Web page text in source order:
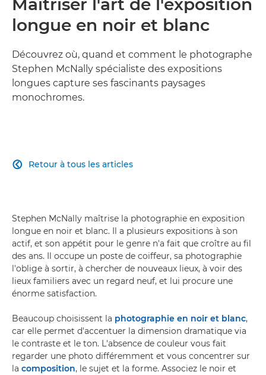
Maîtriser l'art de l'exposition
longue en noir et blanc
Découvrez où, quand et comment le photographe
Stephen McNally spécialiste des expositions
longues capture ses fascinants paysages
monochromes.
Retour à tous les articles

Stephen McNally maîtrise la photographie en exposition
longue en noir et blanc. Il a plusieurs expositions à son
actif, et son appétit pour le genre n'a fait que croître au fil
des ans. Il occupe un poste de coiffeur, sa photographie
l'oblige à sortir, à chercher de nouveaux lieux, à voir des
lieux familiers avec un regard neuf, et lui procure une
énorme satisfaction.
Beaucoup choisissent la photographie en noir et blanc,
car elle permet d'accentuer la dimension dramatique via
le contraste et le ton. L'absence de couleur vous fait
regarder une photo différemment et vous concentrer sur
la composition, le sujet et la forme. Associez le noir et